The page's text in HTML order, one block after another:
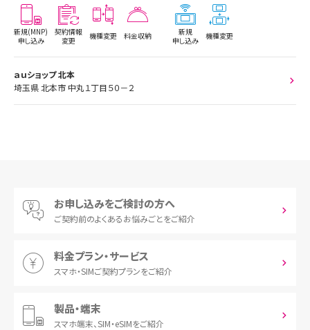
新規(MNP)
申し込み
契約情報
変更
機種変更 料金収納
新規
申し込み
機種変更
ａｕショップ 北本
埼玉県 北本市 中丸１丁目５０－２
お申し込みをご検討の方へ
ご契約前のよくあるお悩みごとをご紹介
料金プラン・サービス
スマホ・SIMご契約プランをご紹介
製品・端末
スマホ端末、SIM・eSIMをご紹介